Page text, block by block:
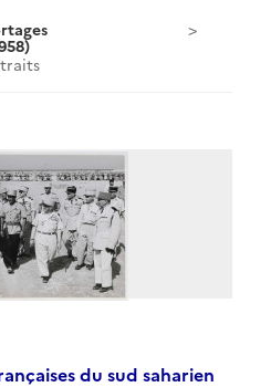
du sud saharien